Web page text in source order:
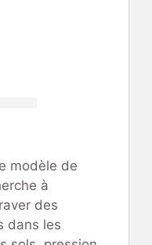
modèle de
à
des
dans les